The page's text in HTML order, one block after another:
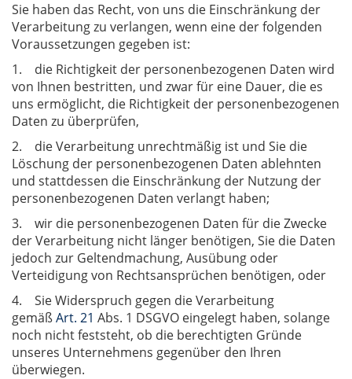
Sie haben das Recht, von uns die Einschränkung der
Verarbeitung zu verlangen, wenn eine der folgenden
Voraussetzungen gegeben ist:
1. die Richtigkeit der personenbezogenen Daten wird
von Ihnen bestritten, und zwar für eine Dauer, die es
uns ermöglicht, die Richtigkeit der personenbezogenen
Daten zu überprüfen,
2. die Verarbeitung unrechtmäßig ist und Sie die
Löschung der personenbezogenen Daten ablehnten
und stattdessen die Einschränkung der Nutzung der
personenbezogenen Daten verlangt haben;
3. wir die personenbezogenen Daten für die Zwecke
der Verarbeitung nicht länger benötigen, Sie die Daten
jedoch zur Geltendmachung, Ausübung oder
Verteidigung von Rechtsansprüchen benötigen, oder
4. Sie Widerspruch gegen die Verarbeitung
gemäßArt. 21 Abs. 1 DSGVO eingelegt haben, solange
noch nicht feststeht, ob die berechtigten Gründe
unseres Unternehmens gegenüber den Ihren
überwiegen.